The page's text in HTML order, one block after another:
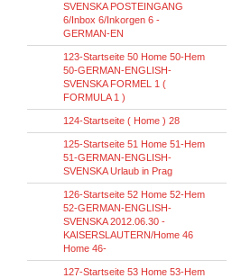
SVENSKA POSTEINGANG
6/Inbox 6/Inkorgen 6 -
GERMAN-EN
123-Startseite 50 Home 50-Hem
50-GERMAN-ENGLISH-
SVENSKA FORMEL 1 (
FORMULA 1 )
124-Startseite ( Home ) 28
125-Startseite 51 Home 51-Hem
51-GERMAN-ENGLISH-
SVENSKA Urlaub in Prag
126-Startseite 52 Home 52-Hem
52-GERMAN-ENGLISH-
SVENSKA 2012.06.30 -
KAISERSLAUTERN/Home 46
Home 46-
127-Startseite 53 Home 53-Hem